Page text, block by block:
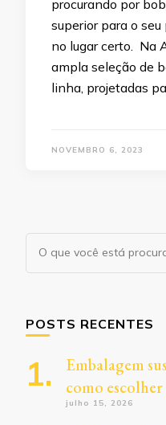
procurando por
superior para o
no lugar certo. Na
ampla seleção de
linha, projetadas
NOVEMBRO 6, 2023
Procurando
algo?
POSTS RECENTES
Embalagem
como
julho 15, 2026